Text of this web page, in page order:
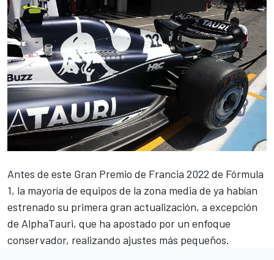
Antes de este Gran Premio de Francia 2022 de Fórmula
1, la mayoría de equipos de la zona media de ya habían
estrenado su primera gran actualización, a excepción
de AlphaTauri, que ha apostado por un enfoque
conservador, realizando ajustes más pequeños.